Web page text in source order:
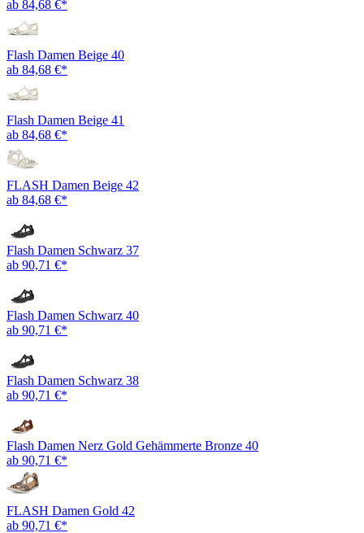
ab 84,68 €*
Flash Damen Beige 40
ab 84,68 €*
Flash Damen Beige 41
ab 84,68 €*
FLASH Damen Beige 42
ab 84,68 €*
Flash Damen Schwarz 37
ab 90,71 €*
Flash Damen Schwarz 40
ab 90,71 €*
Flash Damen Schwarz 38
ab 90,71 €*
Flash Damen Nerz Gold Gehämmerte Bronze 40
ab 90,71 €*
FLASH Damen Gold 42
ab 90,71 €*